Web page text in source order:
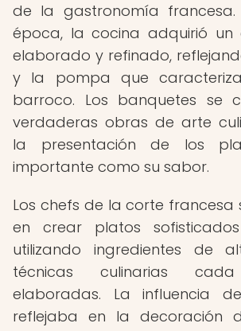
de la gastronomía francesa.
época, la cocina adquirió un
elaborado y refinado,
y la pompa que
barroco. Los banquetes se
verdaderas obras de arte
la presentación de los
importante como su sabor.
Los chefs de la corte francesa
en crear platos
utilizando ingredientes de
técnicas culinarias
elaboradas. La influencia
reflejaba en la decoración